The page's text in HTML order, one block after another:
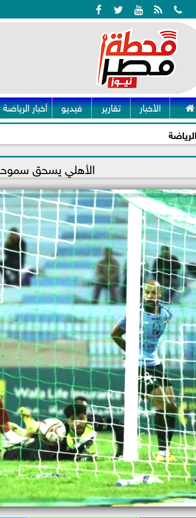
    
 الأخبار تقارير فيديو أخبار الرياضة
الأهلي يسحق سموحة